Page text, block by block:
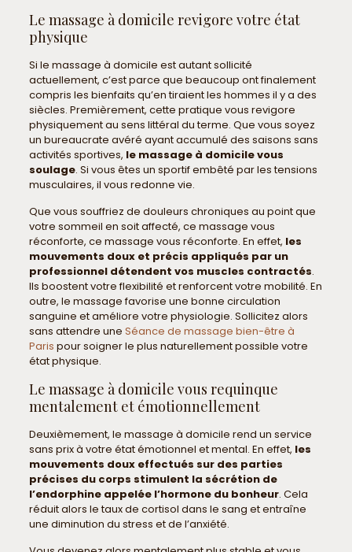
Le massage à domicile revigore votre état
physique
Si le massage à domicile est autant sollicité
actuellement, c’est parce que beaucoup ont finalement
compris les bienfaits qu’en tiraient les hommes il y a des
siècles. Premièrement, cette pratique vous revigore
physiquement au sens littéral du terme. Que vous soyez
un bureaucrate avéré ayant accumulé des saisons sans
activités sportives, le massage à domicile vous
soulage. Si vous êtes un sportif embêté par les tensions
musculaires, il vous redonne vie.
Que vous souffriez de douleurs chroniques au point que
votre sommeil en soit affecté, ce massage vous
réconforte, ce massage vous réconforte. En effet, les
mouvements doux et précis appliqués par un
professionnel détendent vos muscles contractés.
Ils boostent votre flexibilité et renforcent votre mobilité. En
outre, le massage favorise une bonne circulation
sanguine et améliore votre physiologie. Sollicitez alors
sans attendre une Séance de massage bien-être à
Paris pour soigner le plus naturellement possible votre
état physique.
Le massage à domicile vous requinque
mentalement et émotionnellement
Deuxièmement, le massage à domicile rend un service
sans prix à votre état émotionnel et mental. En effet, les
mouvements doux effectués sur des parties
précises du corps stimulent la sécrétion de
l’endorphine appelée l’hormone du bonheur. Cela
réduit alors le taux de cortisol dans le sang et entraîne
une diminution du stress et de l’anxiété.